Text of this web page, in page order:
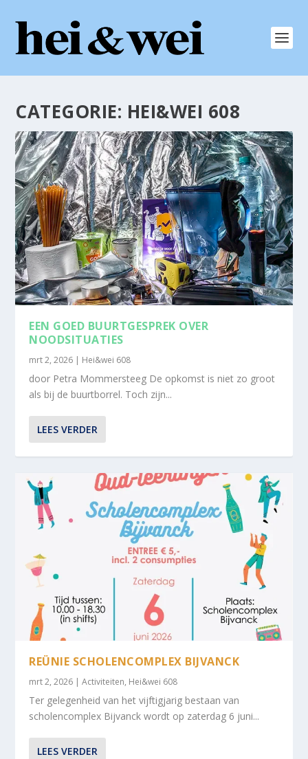
CATEGORIE: HEI&WEI 608
EEN GOED BUURTGESPREK OVER
NOODSITUATIES
mrt 2, 2026 | Hei&wei 608
door Petra Mommersteeg De opkomst is niet zo groot
als bij de buurtborrel. Toch zijn...
LEES VERDER
REÜNIE SCHOLENCOMPLEX BIJVANCK
mrt 2, 2026 |Activiteiten, Hei&wei 608
Ter gelegenheid van het vijftigjarig bestaan van
scholencomplex Bijvanck wordt op zaterdag 6 juni...
LEES VERDER